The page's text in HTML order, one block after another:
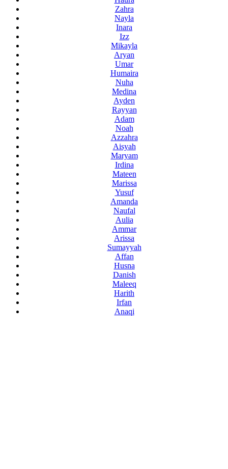
Zahra
Nayla
Inara
Izz
Mikayla
Aryan
Umar
Humaira
Nuha
Medina
Ayden
Rayyan
Adam
Noah
Azzahra
Aisyah
Maryam
Irdina
Mateen
Marissa
Yusuf
Amanda
Naufal
Aulia
Ammar
Arissa
Sumayyah
Affan
Husna
Danish
Maleeq
Harith
Irfan
Anaqi